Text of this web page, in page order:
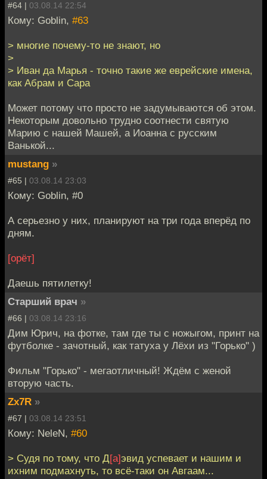
#64 | 03.08.14 22:54
Кому: Goblin, #63
> многие почему-то не знают, но
>
> Иван да Марья - точно такие же еврейские имена,
как Абрам и Сара
Может потому что просто не задумываются об этом.
Некоторым довольно трудно соотнести святую
Марию с нашей Машей, а Иоанна с русским
Ванькой...
mustang »
#65 | 03.08.14 23:03
Кому: Goblin, #0
А серьезно у них, планируют на три года вперёд по
дням.
[орёт]
Даешь пятилетку!
Старший врач »
#66 | 03.08.14 23:16
Дим Юрич, на фотке, там где ты с ножыгом, принт на
футболке - зачотный, как татуха у Лёхи из "Горько" )
Фильм "Горько" - мегаотличный! Ждём с женой
вторую часть.
Zx7R »
#67 | 03.08.14 23:51
Кому: NeleN, #60
> Судя по тому, что Д[а]эвид успевает и нашим и
ихним подмахнуть, то всё-таки он Авгаам...